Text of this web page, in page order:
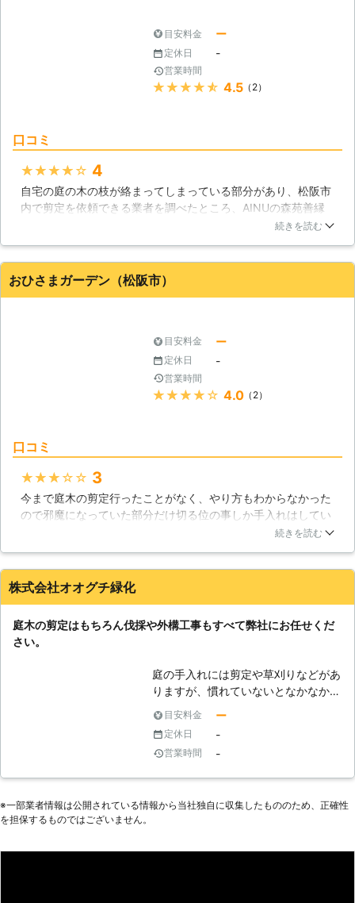
ともできます。 ●年中無休での営業
でいつでも対応いたします● 当店は
定休日をもうけておらず年中無休での
営業です。そのため平日はもちろんの
になるようサポートしております。木
のお手入れに困っているというときに
は、気軽にご相談くださいませ。
目安料金 ー
定休日 -
営業時間
★★★★★ 4.5（2）
口コミ
★★★★★ 4
自宅の庭の木の枝が絡まってしまっている部分があり、松阪市
内で剪定を依頼できる業者を調べたところ、AINUの森苑善縁
会を知り、作業を依頼しました。枝の切り方ひとつとっても、
て良かったな、と思っています。
三重県 松阪市 2016年10月21日
続きを読む
おひさまガーデン（松阪市）
目安料金 ー
定休日 -
営業時間
★★★★★ 4.0（2）
口コミ
★★★★★ 3
今まで庭木の剪定行ったことがなく、やり方もわからなかった
ので邪魔になっていた部分だけ切る位の事しか手入れはしてい
ませんでした。インターネットでこちらの業者のことを知って
た。思ったよりも金額がかかってしまいましたが、納得がいく
ようなお庭になりとても満足しております。
三重県 松阪市 2016年12月12日
続きを読む
株式会社オオグチ緑化
庭木の剪定はもちろん伐採や外構工事もすべて弊社にお任せくだ
さい。
庭の手入れには剪定や草刈りなどがあ
りますが、慣れていないとなかなか大
変な作業です。このような作業は専用
の道具や知識がないと大変な労力がか
かりますし、怪我をしてしまう可能性
もあります。庭木の剪定では高所での
門業者に依頼することをお薦めしま
目安料金 ー
定休日 -
営業時間 -
※⼀部業者情報は公開されている情報から当社独⾃に収集したもののため、正確性
を担保するものではございません。